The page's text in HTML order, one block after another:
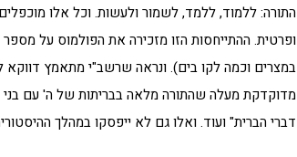
התורה: ללמוד, ללמד, לשמור ולעשות. וכל אלו
ופרטית. ההתייחסות הזו מזכירה את הפולמוס על
במצרים וכמה לקו בים). ונראה שרשב"י מתאמץ דווקא
מדוקדקת מעלה שהתורה מלאה בבריתות של ה' עם
דברי הברית" ועוד. ואלו גם לא ייפסקו במהלך